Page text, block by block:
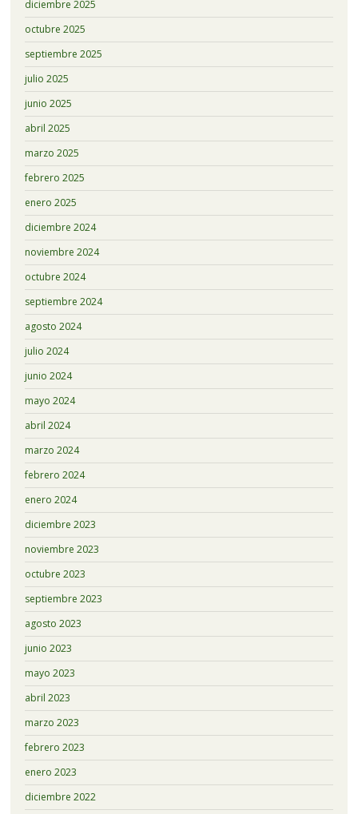
diciembre 2025
octubre 2025
septiembre 2025
julio 2025
junio 2025
abril 2025
marzo 2025
febrero 2025
enero 2025
diciembre 2024
noviembre 2024
octubre 2024
septiembre 2024
agosto 2024
julio 2024
junio 2024
mayo 2024
abril 2024
marzo 2024
febrero 2024
enero 2024
diciembre 2023
noviembre 2023
octubre 2023
septiembre 2023
agosto 2023
junio 2023
mayo 2023
abril 2023
marzo 2023
febrero 2023
enero 2023
diciembre 2022